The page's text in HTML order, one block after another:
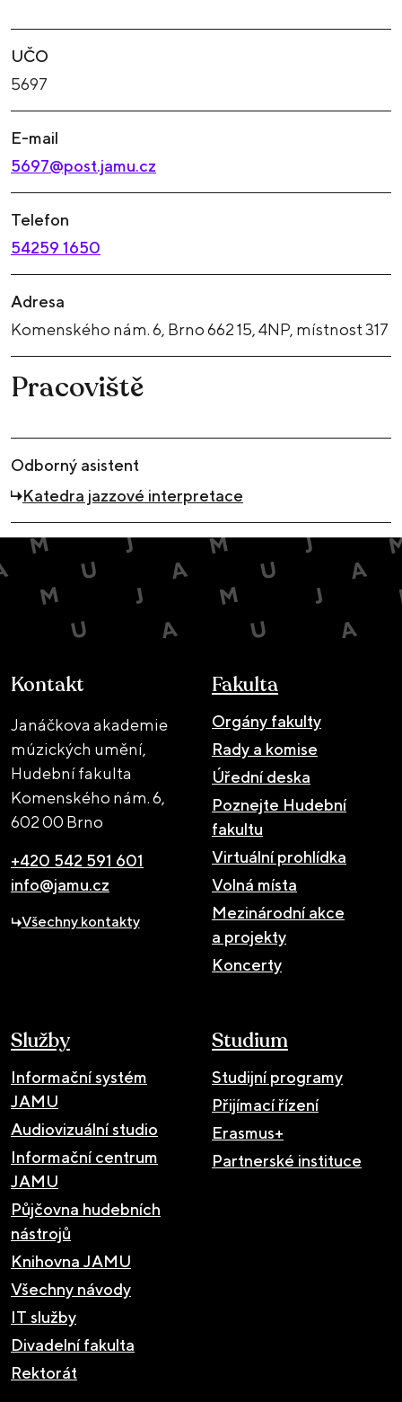
UČO
5697
E-mail
5697@post.jamu.cz
Telefon
54259 1650
Adresa
Komenského nám. 6, Brno 662 15, 4NP, místnost 317
Pracoviště
Odborný asistent
Katedra jazzové interpretace
Kontakt
Janáčkova akademie
múzických umění,
Hudební fakulta
Komenského nám. 6,
602 00 Brno
+420 542 591 601
info@jamu.cz
Všechny kontakty
Fakulta
Orgány fakulty
Rady a komise
Úřední deska
Poznejte Hudební
fakultu
Virtuální prohlídka
Volná místa
Mezinárodní akce
a projekty
Koncerty
Služby
Informační systém
JAMU
Audiovizuální studio
Informační centrum
JAMU
Půjčovna hudebních
nástrojů
Knihovna JAMU
Všechny návody
IT služby
Divadelní fakulta
Rektorát
Studium
Studijní programy
Přijímací řízení
Erasmus+
Partnerské instituce